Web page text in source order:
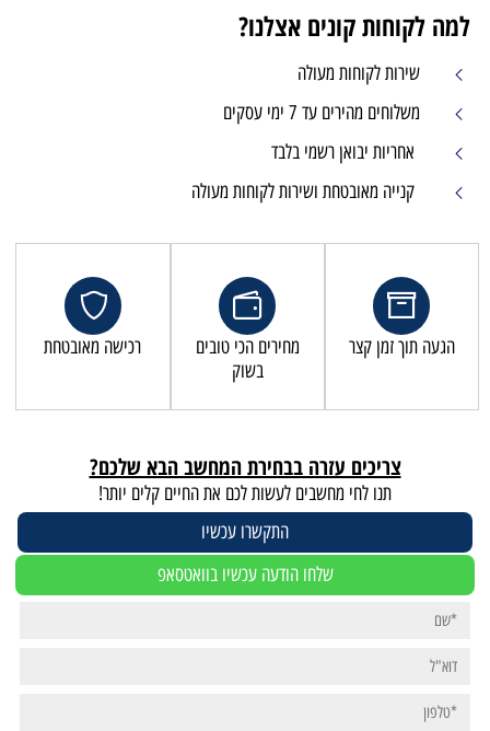
למה לקוחות קונים אצלנו?
שירות לקוחות מעולה
משלוחים מהירים עד 7 ימי עסקים
אחריות יבואן רשמי בלבד
קנייה מאובטחת ושירות לקוחות מעולה
הגעה תוך זמן קצר
מחירים הכי טובים
בשוק
רכישה מאובטחת
צריכים עזרה בבחירת המחשב הבא שלכם?
תנו לחי מחשבים לעשות לכם את החיים קלים יותר!
התקשרו עכשיו
שלחו הודעה עכשיו בוואטסאפ